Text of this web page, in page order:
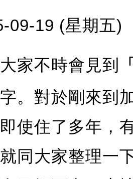
09-19 (星期五)
家不時會見到
。對於剛來到
使住了多年，
同大家整理一